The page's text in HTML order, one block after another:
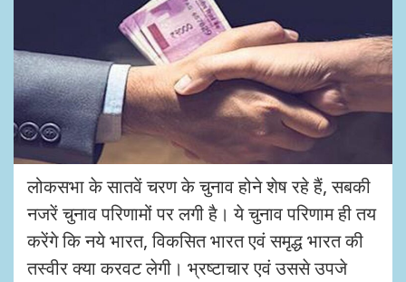
लोकसभा के सातवें चरण के चुनाव होने शेष रहे हैं, सबकी
नजरें चुनाव परिणामों पर लगी है। ये चुनाव परिणाम ही तय
करेंगे कि नये भारत, विकसित भारत एवं समृद्ध भारत की
तस्वीर क्या करवट लेगी। भ्रष्टाचार एवं उससे उपजे